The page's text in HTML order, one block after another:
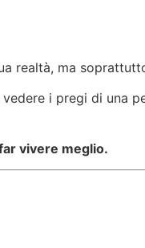
realtà, ma
i pregi di una
vivere meglio.